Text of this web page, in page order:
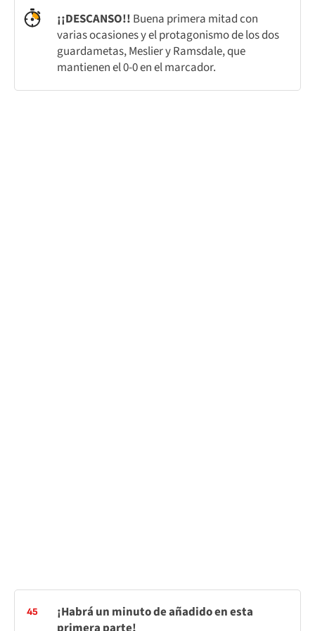
¡¡DESCANSO!! Buena primera mitad con
varias ocasiones y el protagonismo de los dos
guardametas, Meslier y Ramsdale, que
mantienen el 0-0 en el marcador.
45
¡Habrá un minuto de añadido en esta